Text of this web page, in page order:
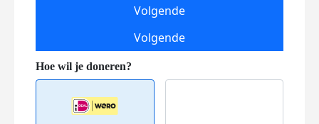
Volgende
Volgende